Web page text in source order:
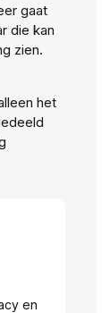
gaat
die kan
zien.
het
en